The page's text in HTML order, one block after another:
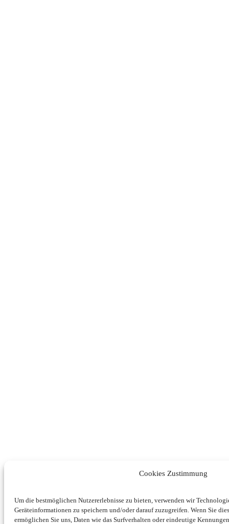
Cookies Zustimmung
Um die bestmöglichen Nutzererlebnisse zu bieten, verwenden wir
Geräteinformationen zu speichern und/oder darauf zuzugreifen. Wenn Sie
ermöglichen Sie uns, Daten wie das Surfverhalten oder eindeutige